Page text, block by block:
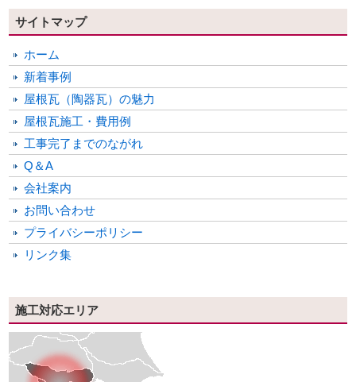
サイトマップ
ホーム
新着事例
屋根瓦（陶器瓦）の魅力
屋根瓦施工・費用例
工事完了までのながれ
Q＆A
会社案内
お問い合わせ
プライバシーポリシー
リンク集
施工対応エリア